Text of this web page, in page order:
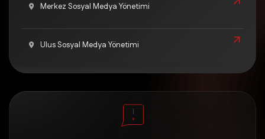
Merkez Sosyal Medya Yönetimi
Ulus Sosyal Medya Yönetimi